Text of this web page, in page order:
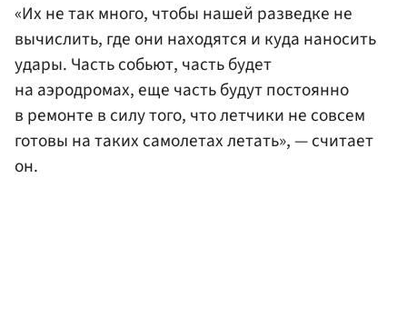
«Их не так много, чтобы нашей разведке не
вычислить, где они находятся и куда наносить
удары. Часть собьют, часть будет
на аэродромах, еще часть будут постоянно
в ремонте в силу того, что летчики не совсем
готовы на таких самолетах летать», — считает
он.